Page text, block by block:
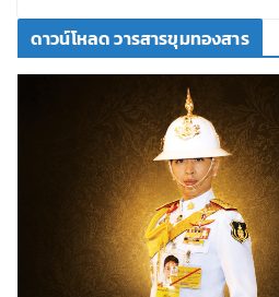
ดาวน์โหลด วารสารขุมทองสาร